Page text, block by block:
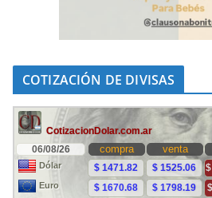
COTIZACIÓN DE DIVISAS